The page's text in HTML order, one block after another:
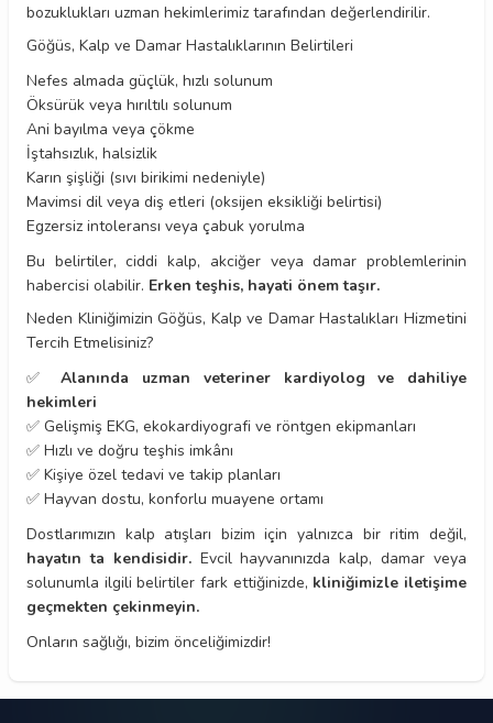
bozuklukları uzman hekimlerimiz tarafından değerlendirilir.
Göğüs, Kalp ve Damar Hastalıklarının Belirtileri
Nefes almada güçlük, hızlı solunum
Öksürük veya hırıltılı solunum
Ani bayılma veya çökme
İştahsızlık, halsizlik
Karın şişliği (sıvı birikimi nedeniyle)
Mavimsi dil veya diş etleri (oksijen eksikliği belirtisi)
Egzersiz intoleransı veya çabuk yorulma
Bu belirtiler, ciddi kalp, akciğer veya damar problemlerinin
habercisi olabilir. Erken teşhis, hayati önem taşır.
Neden Kliniğimizin Göğüs, Kalp ve Damar Hastalıkları Hizmetini
Tercih Etmelisiniz?
✅Alanında uzman veteriner kardiyolog ve dahiliye
hekimleri
✅ Gelişmiş EKG, ekokardiyografi ve röntgen ekipmanları
✅ Hızlı ve doğru teşhis imkânı
✅ Kişiye özel tedavi ve takip planları
✅ Hayvan dostu, konforlu muayene ortamı
Dostlarımızın kalp atışları bizim için yalnızca bir ritim değil,
hayatın ta kendisidir.Evcil hayvanınızda kalp, damar veya
solunumla ilgili belirtiler fark ettiğinizde, kliniğimizle iletişime
geçmekten çekinmeyin.
Onların sağlığı, bizim önceliğimizdir!